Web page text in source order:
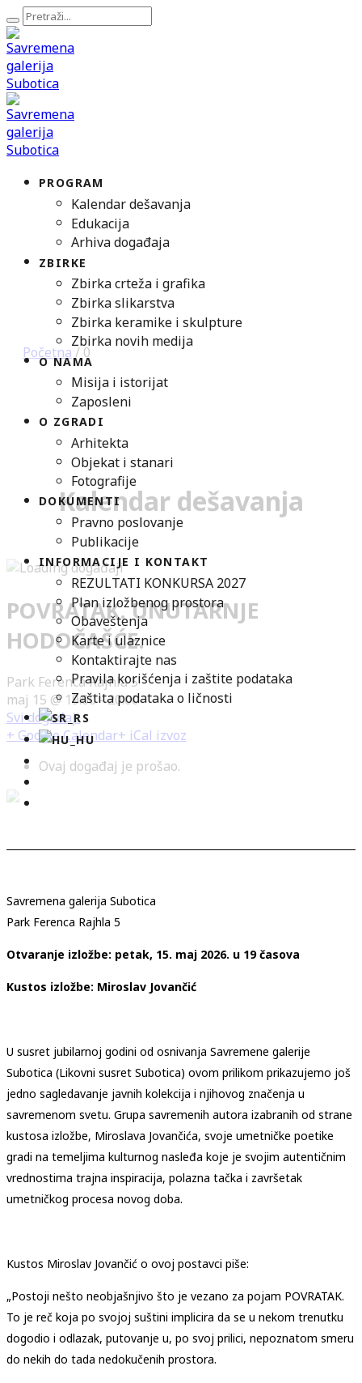
PROGRAM
Kalendar dešavanja
Edukacija
Arhiva događaja
ZBIRKE
Zbirka crteža i grafika
Zbirka slikarstva
Zbirka keramike i skulpture
Zbirka novih medija
O NAMA
Misija i istorijat
Zaposleni
O ZGRADI
Arhitekta
Objekat i stanari
Fotografije
DOKUMENTI
Pravno poslovanje
Publikacije
INFORMACIJE I KONTAKT
REZULTATI KONKURSA 2027
Plan izložbenog prostora
Obaveštenja
Karte i ulaznice
Kontaktirajte nas
Pravila korišćenja i zaštite podataka
Zaštita podataka o ličnosti
Početna / 0
Kalendar dešavanja
POVRATAK. UNUTARNJE
HODOČAŠĆE.
Park Ferenca Rajhla 5
maj 15 @ 19:00-20:00
Svi događaji
+ Google Calendar+ iCal izvoz
Ovaj događaj je prošao.
Savremena galerija Subotica
Park Ferenca Rajhla 5
Otvaranje izložbe: petak, 15. maj 2026. u 19 časova
Kustos izložbe: Miroslav Jovančić
U susret jubilarnoj godini od osnivanja Savremene galerije
Subotica (Likovni susret Subotica) ovom prilikom prikazujemo još
jedno sagledavanje javnih kolekcija i njihovog značenja u
savremenom svetu. Grupa savremenih autora izabranih od strane
kustosa izložbe, Miroslava Jovančića, svoje umetničke poetike
gradi na temeljima kulturnog nasleđa koje je svojim autentičnim
vrednostima trajna inspiracija, polazna tačka i završetak
umetničkog procesa novog doba.
Kustos Miroslav Jovančić o ovoj postavci piše:
„Postoji nešto neobjašnjivo što je vezano za pojam POVRATAK.
To je reč koja po svojoj suštini implicira da se u nekom trenutku
dogodio i odlazak, putovanje u, po svoj prilici, nepoznatom smeru
do nekih do tada nedokučenih prostora.